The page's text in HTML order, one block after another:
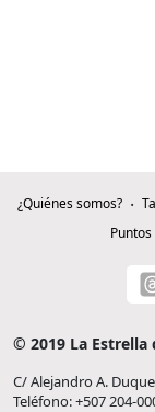
¿Quiénes somos?
© 2019 La Estrella
C/ Alejandro A.
Teléfono: +507 204-